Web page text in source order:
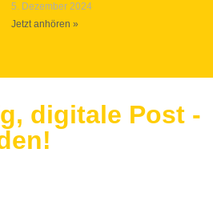
5. Dezember 2024
Jetzt anhören »
digitale Post -